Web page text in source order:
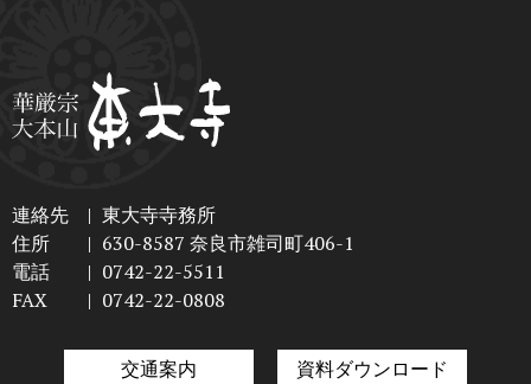
連絡先 | 東大寺寺務所
住所
| 630-8587 奈良市雑司町406-1
電話
| 0742-22-5511
FAX
| 0742-22-0808
交通案内 資料ダウンロード